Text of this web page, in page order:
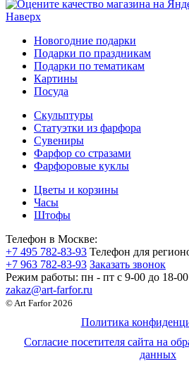
Наверх
Новогодние подарки
Подарки по праздникам
Подарки по тематикам
Картины
Посуда
Скульптуры
Статуэтки из фарфора
Сувениры
Фарфор со стразами
Фарфоровые куклы
Цветы и корзины
Часы
Штофы
Телефон в Москве:
+7 495 782-83-93 Телефон для
+7 963 782-83-93 Заказать звонок
Режим работы: пн - пт c 9-00 до 18-00
zakaz@art-farfor.ru
© Art Farfor 2026
Политика
Согласие посетителя сайта на
данных